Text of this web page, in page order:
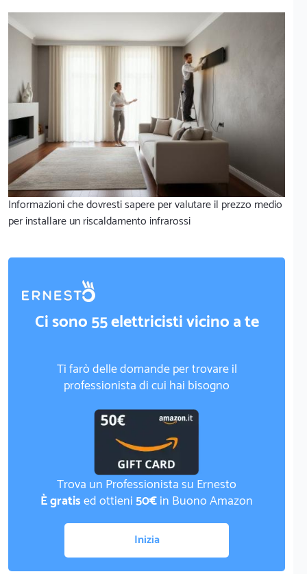
Informazioni che dovresti sapere per valutare il prezzo medio
per installare un riscaldamento infrarossi
Ci sono 55 elettricisti vicino a te
Ti farò delle domande per trovare il
professionista di cui hai bisogno
Trova un Professionista su Ernesto
È gratised ottieni50€in Buono Amazon
Inizia